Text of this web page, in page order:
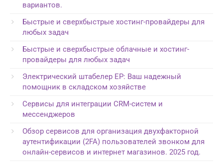
вариантов.
Быстрые и сверхбыстрые хостинг-провайдеры для
любых задач
Быстрые и сверхбыстрые облачные и хостинг-
провайдеры для любых задач
Электрический штабелер EP: Ваш надежный
помощник в складском хозяйстве
Сервисы для интеграции CRM-систем и
мессенджеров
Обзор сервисов для организация двухфакторной
аутентификации (2FA) пользователей звонком для
онлайн-сервисов и интернет магазинов. 2025 год.